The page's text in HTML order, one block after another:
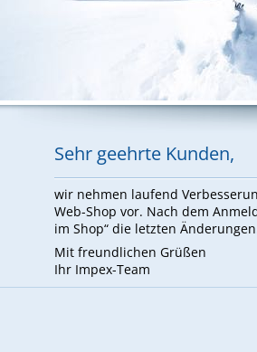
Sehr ge­ehr­te Kun­den,
wir neh­men lau­fend
Web-Shop vor. Nach dem
im Shop“ die letz­ten
Mit freund­li­chen Grü­ßen
Ihr Im­pex-Team